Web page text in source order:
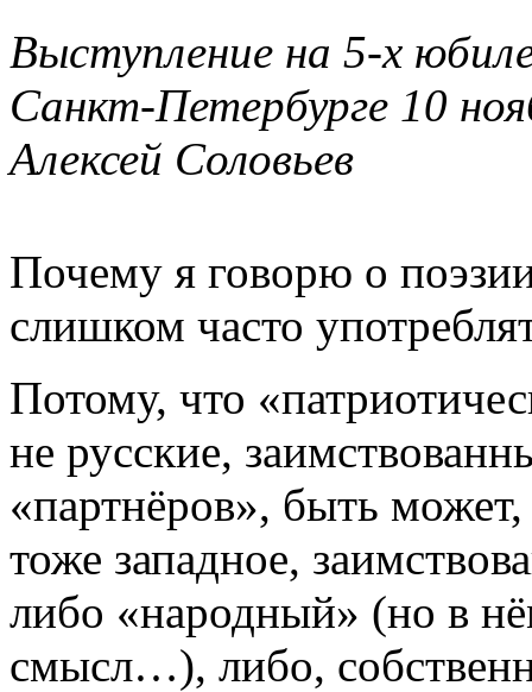
Выступление на 5-х
Санкт-Петербурге 10
Алексей Соловьев
Почему я говорю о
слишком часто
Потому, что
не русские,
«партнёров», быть
тоже западное,
либо «народный» (но в
смысл…), либо,